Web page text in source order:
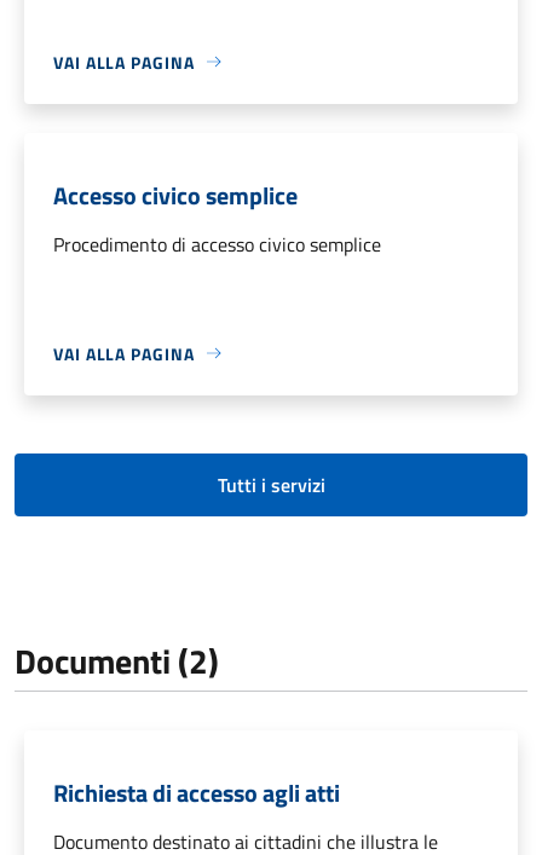
VAI ALLA PAGINA
Accesso civico semplice
Procedimento di accesso civico semplice
VAI ALLA PAGINA
Tutti i servizi
Documenti (2)
Richiesta di accesso agli atti
Documento destinato ai cittadini che illustra le